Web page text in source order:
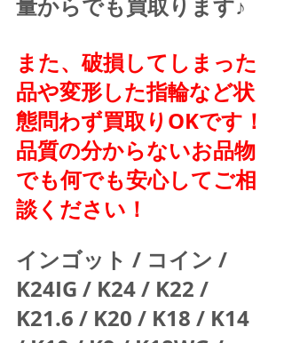
量からでも買取ります♪
また、破損してしまった
品や変形した指輪など状
態問わず買取りOKです！
品質の分からないお品物
でも何でも安心してご相
談ください！
インゴット / コイン /
K24IG / K24 / K22 /
K21.6 / K20 / K18 / K14